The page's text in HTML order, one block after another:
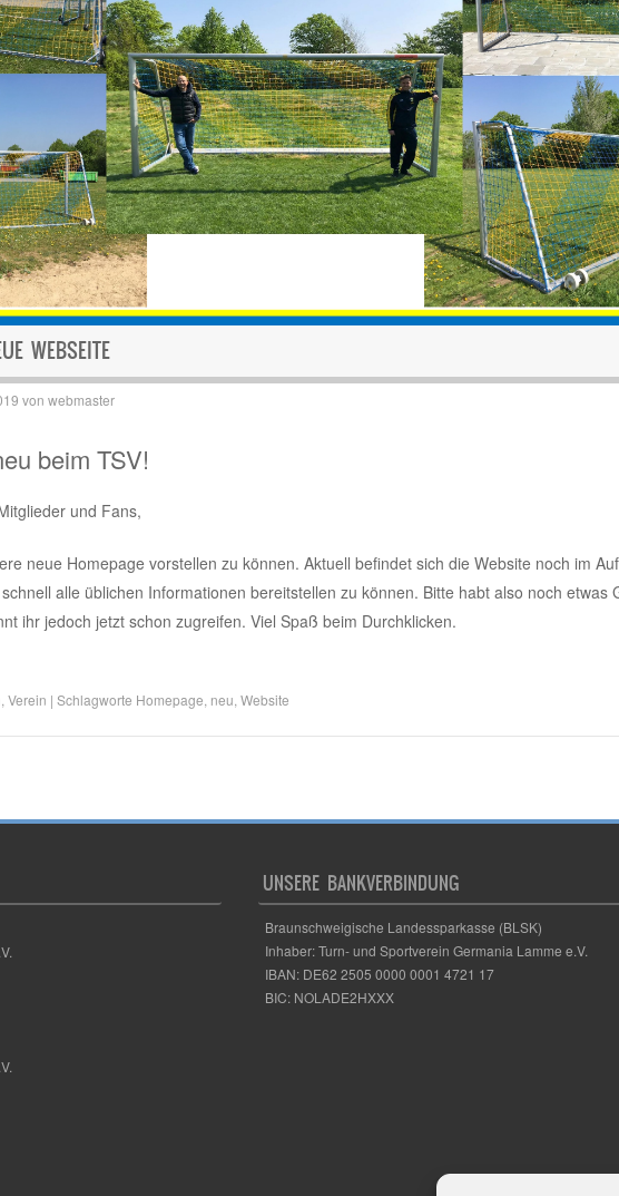
WEBSEITE
von webmaster
beim TSV!
und Fans,
neue Homepage vorstellen zu können. Aktuell befindet sich die Website noch im
alle üblichen Informationen bereitstellen zu können. Bitte habt also noch etwas
ihr jedoch jetzt schon zugreifen. Viel Spaß beim Durchklicken.
Verein | Schlagworte Homepage neu Website
UNSERE BANKVERBINDUNG
Braunschweigische Landessparkasse (BLSK)
Inhaber: Turn- und Sportverein Germania Lamme e.V.
IBAN: DE62 2505 0000 0001 4721 17
BIC: NOLADE2HXXX